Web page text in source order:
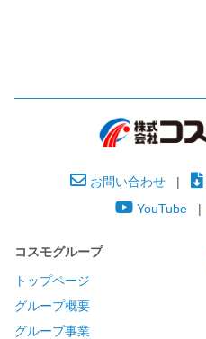
お問い合わせ |
YouTube |
コスモグループ
トップページ
グループ概要
グループ事業